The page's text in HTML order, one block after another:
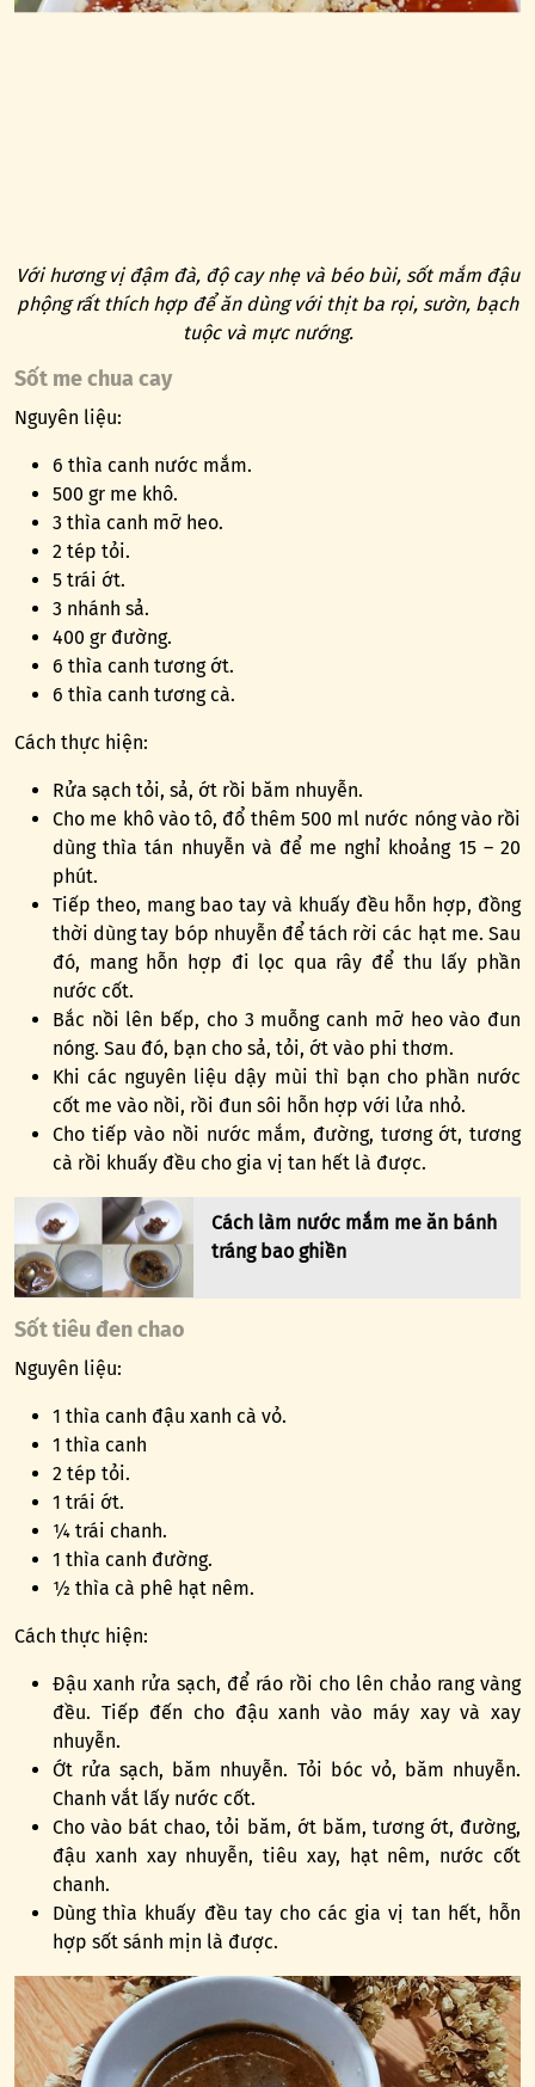
Với hương vị đậm đà, độ cay nhẹ và béo bùi, sốt mắm đậu
phộng rất thích hợp để ăn dùng với thịt ba rọi, sườn, bạch
tuộc và mực nướng.
Sốt me chua cay
Nguyên liệu:
6 thìa canh nước mắm.
500 gr me khô.
3 thìa canh mỡ heo.
2 tép tỏi.
5 trái ớt.
3 nhánh sả.
400 gr đường.
6 thìa canh tương ớt.
6 thìa canh tương cà.
Cách thực hiện:
Rửa sạch tỏi, sả, ớt rồi băm nhuyễn.
Cho me khô vào tô, đổ thêm 500 ml nước nóng vào rồi
dùng thìa tán nhuyễn và để me nghỉ khoảng 15 – 20
phút.
Tiếp theo, mang bao tay và khuấy đều hỗn hợp, đồng
thời dùng tay bóp nhuyễn để tách rời các hạt me. Sau
đó, mang hỗn hợp đi lọc qua rây để thu lấy phần
nước cốt.
Bắc nồi lên bếp, cho 3 muỗng canh mỡ heo vào đun
nóng. Sau đó, bạn cho sả, tỏi, ớt vào phi thơm.
Khi các nguyên liệu dậy mùi thì bạn cho phần nước
cốt me vào nồi, rồi đun sôi hỗn hợp với lửa nhỏ.
Cho tiếp vào nồi nước mắm, đường, tương ớt, tương
cà rồi khuấy đều cho gia vị tan hết là được.
Cách làm nước mắm me ăn bánh
tráng bao ghiền
Sốt tiêu đen chao
Nguyên liệu:
1 thìa canh đậu xanh cà vỏ.
1 thìa canh
2 tép tỏi.
1 trái ớt.
¼ trái chanh.
1 thìa canh đường.
½ thìa cà phê hạt nêm.
Cách thực hiện:
Đậu xanh rửa sạch, để ráo rồi cho lên chảo rang vàng
đều. Tiếp đến cho đậu xanh vào máy xay và xay
nhuyễn.
Ớt rửa sạch, băm nhuyễn. Tỏi bóc vỏ, băm nhuyễn.
Chanh vắt lấy nước cốt.
Cho vào bát chao, tỏi băm, ớt băm, tương ớt, đường,
đậu xanh xay nhuyễn, tiêu xay, hạt nêm, nước cốt
chanh.
Dùng thìa khuấy đều tay cho các gia vị tan hết, hỗn
hợp sốt sánh mịn là được.